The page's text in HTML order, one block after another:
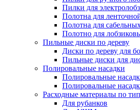
Пилки для
Полотна для
Полотна для
Полотно для
Пильные диски по дереву
Диски по дереву для
Пильные диски для
Полировальные насадки
Полировальные
Полировальные
Расходные материалы по
Для рубанков